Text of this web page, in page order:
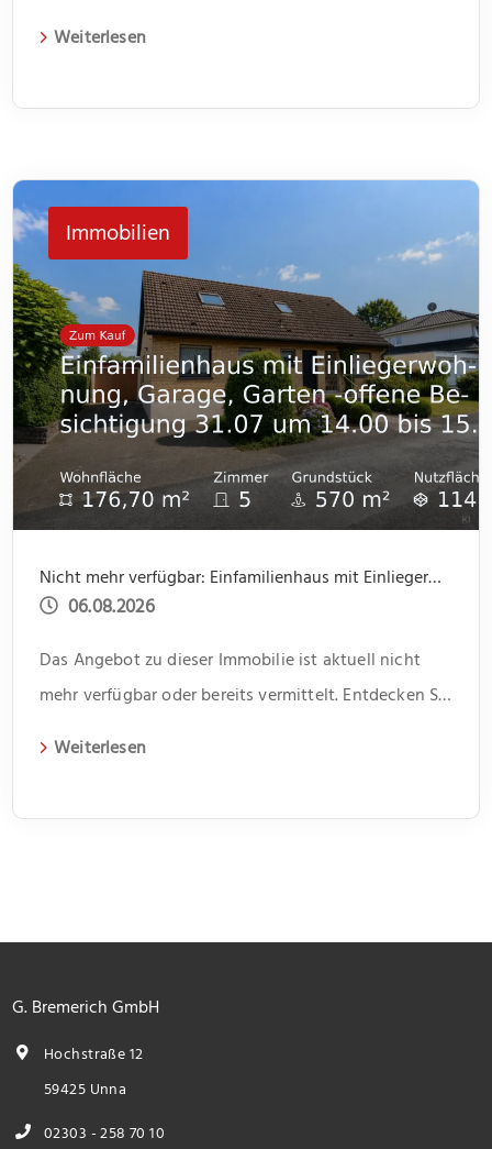
[…]
Weiterlesen
Immobilien
Nicht mehr verfügbar: Einfamilienhaus mit Einliegerwohnung, Garage, Garten -offene Besichtigung 31.07 um 14.00 bis 15.30
06.08.2026
Das Angebot zu dieser Immobilie ist aktuell nicht
mehr verfügbar oder bereits vermittelt. Entdecken Sie
Weiterlesen
G. Bremerich GmbH
Hochstraße 12
59425 Unna
02303 - 258 70 10